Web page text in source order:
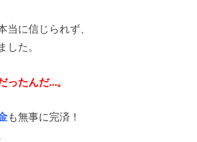
当に信じられず、
した。
ったんだ…。
も無事に完済！